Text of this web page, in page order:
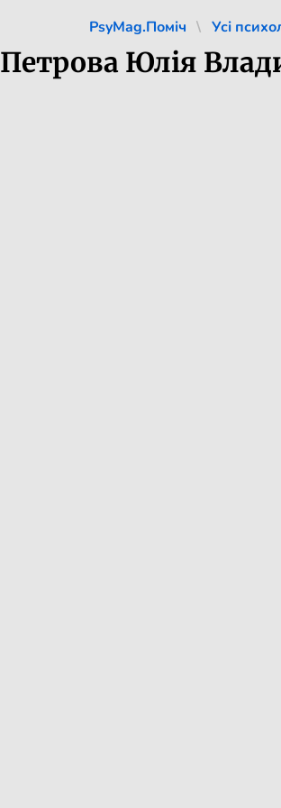
PsyMag.Поміч Усі
Петрова Юлія